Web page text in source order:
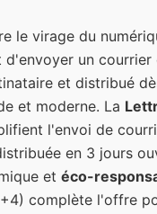
le virage du
d'envoyer un courrier
et distribué
et moderne. La
l'envoi de
en 3 jours
et éco-
complète l'offre